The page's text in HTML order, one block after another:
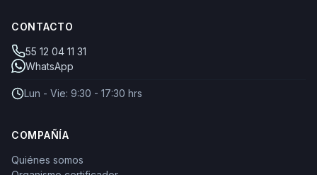
CONTACTO
55 12 04 11 31
WhatsApp
Lun - Vie: 9:30 - 17:30 hrs
COMPAÑÍA
Quiénes somos